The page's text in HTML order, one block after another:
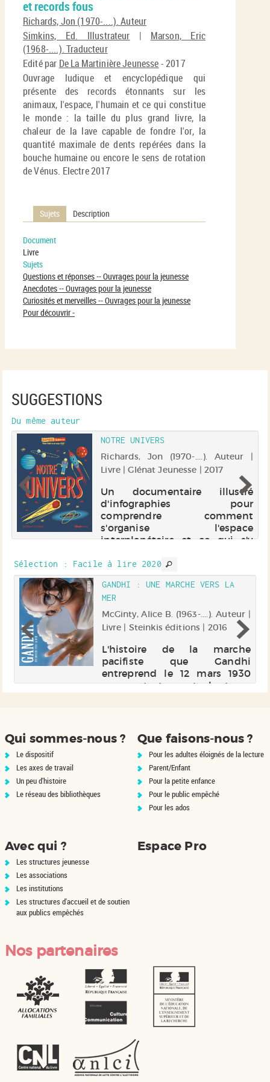
et records fous
Richards, Jon (1970-....). Auteur
Simkins, Ed. Illustrateur | Marson, Eric
(1968-....). Traducteur
Edité par De La Martinière Jeunesse- 2017
Ouvrage ludique et encyclopédique qui
présente des records étonnants sur les
animaux, l'espace, l'humain et ce qui constitue
le monde : la taille du plus grand livre, la
chaleur de la lave capable de fondre l'or, la
quantité maximale de dents repérées dans la
bouche humaine ou encore le sens de rotation
de Vénus. Electre 2017
Sujets Description
Document
Livre
Sujets
Questions et réponses -- Ouvrages pour la jeunesse
Anecdotes -- Ouvrages pour la jeunesse
Curiosités et merveilles -- Ouvrages pour la jeunesse
Pour découvrir -
SUGGESTIONS
Du même auteur
NOTRE UNIVERS
Richards, Jon (1970-....). Auteur |
Livre | Glénat Jeunesse | 2017
Un documentaire illustré
d'infographies pour
comprendre comment
s'organise l'espace
interplanétaire et ce qui s'y
Sélection : Facile à lire 2020
GANDHI : UNE MARCHE VERS LA
MER
McGinty, Alice B. (1963-....). Auteur |
Livre | Steinkis éditions | 2016
L'histoire de la marche
pacifiste que Gandhi
entreprend le 12 mars 1930
pour protester contre les taxes
vingt-quatre jours, il est
rejoint par de...
Qui sommes-nous ?
Le dispositif
Les axes de travail
Un peu d'histoire
Le réseau des bibliothèques
Que faisons-nous ?
Pour les adultes éloignés de la lecture
Parent/Enfant
Pour la petite enfance
Pour le public empêché
Pour les ados
Avec qui ?
Les structures jeunesse
Les associations
Les institutions
Les structures d'accueil et de soutien
aux publics empêchés
Espace Pro
Nos partenaires